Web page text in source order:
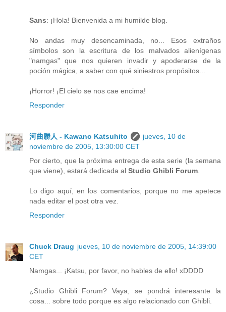
Sans: ¡Hola! Bienvenida a mi humilde blog.
No andas muy desencaminada, no... Esos extraños
símbolos son la escritura de los malvados alienígenas
"namgas" que nos quieren invadir y apoderarse de la
poción mágica, a saber con qué siniestros propósitos...
¡Horror! ¡El cielo se nos cae encima!
Responder
河曲勝人 - Kawano Katsuhito
jueves, 10 de
noviembre de 2005, 13:30:00 CET
Por cierto, que la próxima entrega de esta serie (la semana
que viene), estará dedicada al Studio Ghibli Forum
Lo digo aquí, en los comentarios, porque no me apetece
nada editar el post otra vez.
Responder
Chuck Draug jueves, 10 de noviembre de 2005, 14:39:00
CET
Namgas... ¡Katsu, por favor, no hables de ello! xDDDD
¿Studio Ghibli Forum? Vaya, se pondrá interesante la
cosa... sobre todo porque es algo relacionado con Ghibli.